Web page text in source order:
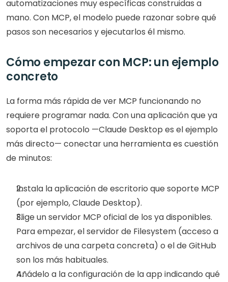
automatizaciones muy específicas construidas a
mano. Con MCP, el modelo puede razonar sobre qué
pasos son necesarios y ejecutarlos él mismo.
Cómo empezar con MCP: un ejemplo
concreto
La forma más rápida de ver MCP funcionando no
requiere programar nada. Con una aplicación que ya
soporta el protocolo —Claude Desktop es el ejemplo
más directo— conectar una herramienta es cuestión
de minutos:
Instala la aplicación de escritorio que soporte MCP
(por ejemplo, Claude Desktop).
Elige un servidor MCP oficial de los ya disponibles.
Para empezar, el servidor de Filesystem (acceso a
archivos de una carpeta concreta) o el de GitHub
son los más habituales.
Añádelo a la configuración de la app indicando qué